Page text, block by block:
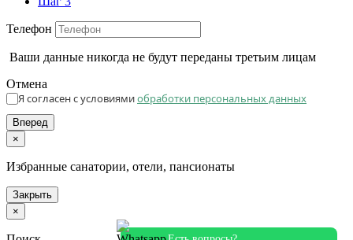
Телефон
Ваши данные никогда не будут переданы третьим лицам
Отмена
Я согласен с условиямиобработки персональных данных
Вперед
×
Избранные санатории, отели, пансионаты
Закрыть
×